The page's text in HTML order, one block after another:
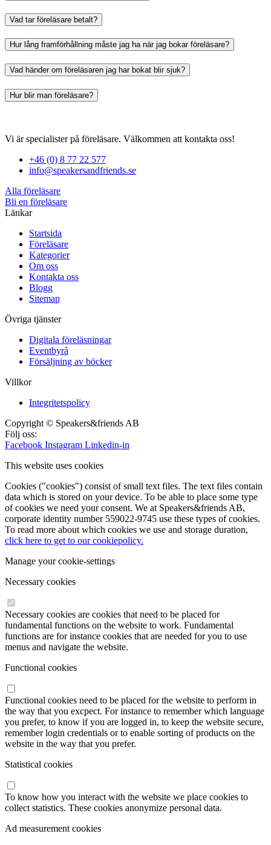
Vad tar föreläsare betalt?
Hur lång framförhållning måste jag ha när jag bokar föreläsare?
Vad händer om föreläsaren jag har bokat blir sjuk?
Hur blir man föreläsare?
Vi är specialister på föreläsare. Välkommen att kontakta oss!
+46 (0) 8 77 22 577
info@speakersandfriends.se
Alla föreläsare
Bli en föreläsare​
Länkar
Startsida
Föreläsare
Kategorier
Om oss
Kontakta oss
Blogg
Sitemap
Övriga tjänster
Digitala föreläsningar
Eventbyrå
Försäljning av böcker
Villkor
Integritetspolicy
Copyright © Speakers&friends AB
Följ oss:
Facebook Instagram Linkedin-in
This website uses cookies
Cookies ("cookies") consist of small text files. The text files contain
data which is stored on your device. To be able to place some type
of cookies we need your consent. We at Speakers&friends AB,
corporate identity number 559022-9745 use these types of cookies.
To read more about which cookies we use and storage duration,
click here to get to our cookiepolicy.
Manage your cookie-settings
Necessary cookies
Necessary cookies are cookies that need to be placed for
fundamental functions on the website to work. Fundamental
functions are for instance cookies that are needed for you to use
menus and navigate the website.
Functional cookies
Functional cookies need to be placed for the website to perform in
the way that you excpect. For instance to remember which language
you prefer, to know if you are logged in, to keep the website secure,
remember login credentials or to enable sorting of products on the
website in the way that you prefer.
Statistical cookies
To know how you interact with the website we place cookies to
collect statistics. These cookies anonymize personal data.
Ad measurement cookies